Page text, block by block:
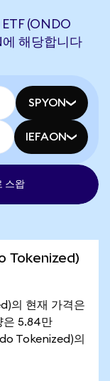
(ONDO
에 해당합니다
SPYON
IEFAON
스왑
Tokenized)
의 현재 가격은
은 5.84만
Tokenized)의